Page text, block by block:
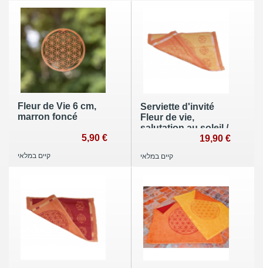
Fleur de Vie 6 cm,
marron foncé
5,90 €
קיים במלאי
Serviette d'invité
Fleur de vie,
salutation au soleil /
corail 30x46 cm19,90 €
קיים במלאי